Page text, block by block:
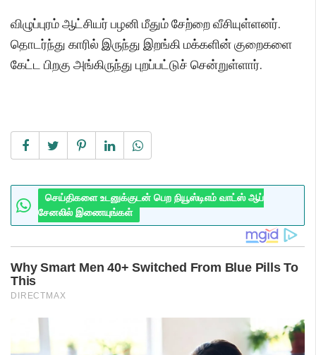
விழுப்புரம் ஆட்சியர் பழனி மீதும் சேற்றை வீசியுள்ளனர்.
தொடர்ந்து காரில் இருந்து இறங்கி மக்களின் குறைகளை
கேட்ட பிறகு அங்கிருந்து புறப்பட்டுச் சென்றுள்ளார்.
செய்திகளை உடனுக்குடன் பெற நியூஸ்டிஎம் வாட்ஸ் ஆப்
சேனலில் இணையுங்கள்